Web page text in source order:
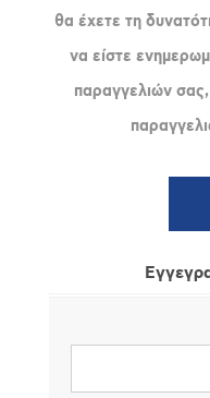
θα έχετε τη
να είστε
παραγγελιών